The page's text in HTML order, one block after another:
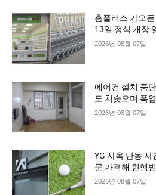
홈플러스 가오
13일 정식 개장
2026년 08월 07일
에어컨 설치 중
도 치솟으며 폭
2026년 08월 07일
YG 사옥 난동
문 가격해 현행
2026년 08월 07일